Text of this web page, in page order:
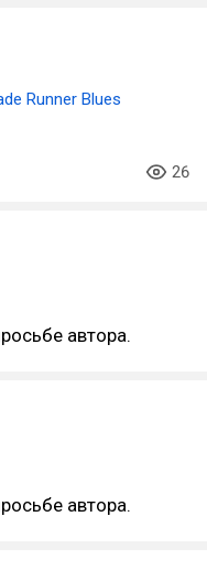
Runner Blues
26
автора.
автора.